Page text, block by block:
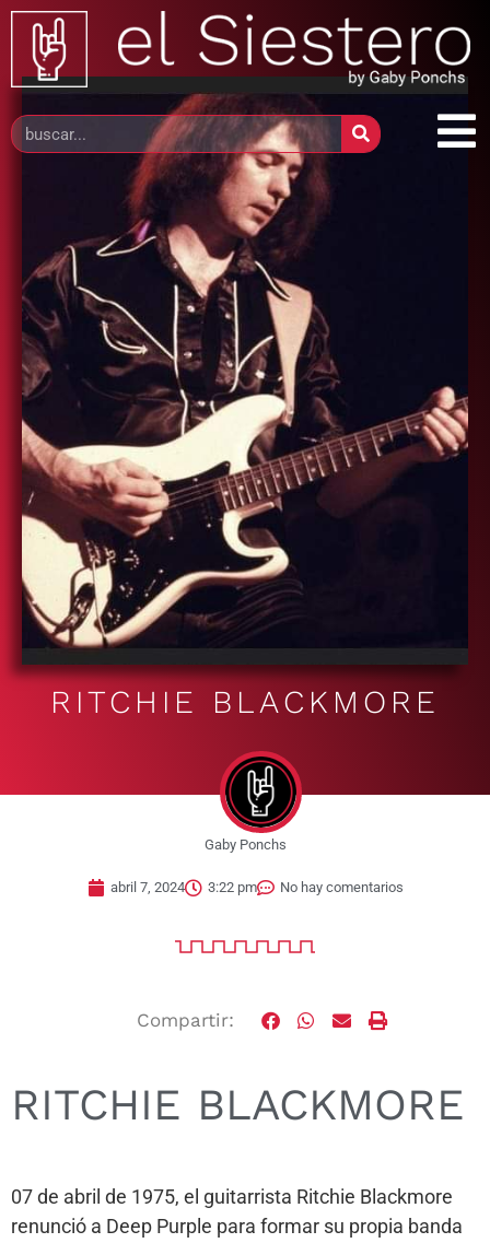
RITCHIE BLACKMORE
Gaby Ponchs
abril 7, 2024 3:22 pm No hay comentarios
Compartir:
RITCHIE BLACKMORE
07 de abril de 1975, el guitarrista Ritchie Blackmore
renunció a Deep Purple para formar su propia banda